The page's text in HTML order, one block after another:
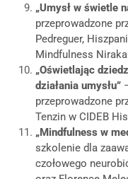
„Umysł w świetle
przeprowadzone
Pedreguer,
Mindfulness
„Oświetlając
działania umysłu”
przeprowadzone
Tenzin w CIDEB
„Mindfulness w
szkolenie dla
czołowego